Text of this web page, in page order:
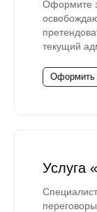
Оформите
текущий
Оформить
Услуга